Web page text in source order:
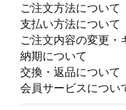
ご注文方法について
支払い方法について
ご注文内容の変更・
納期について
交換・返品について
会員サービスについ